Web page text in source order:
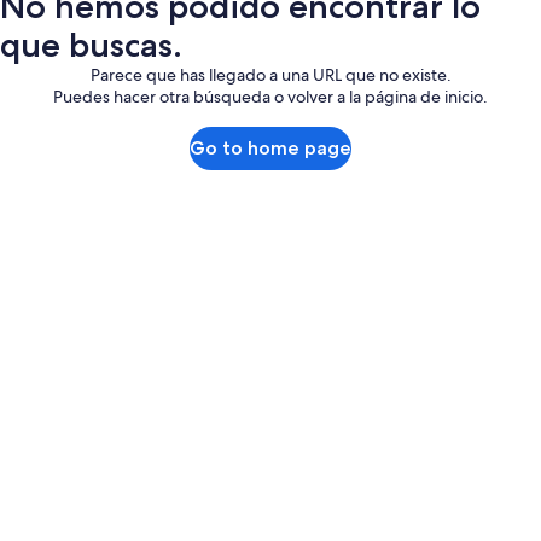
que buscas.
Parece que has llegado a una URL que no existe.
Puedes hacer otra búsqueda o volver a la página de inicio.
Go to home page